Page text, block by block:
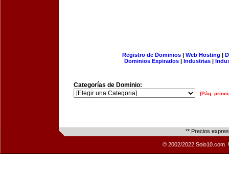
Registro de Dominios| Web Hosting |
Dominios Expirados | Industrias |
Categorías de Dominio:
[Pág.
** Precios
© 2002/2022 Solo10.com